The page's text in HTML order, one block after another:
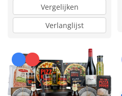
Vergelijken
Verlanglijst